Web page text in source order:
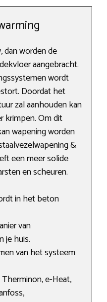
worden de
aangebracht.
wordt
Doordat het
zal aanhouden kan
krimpen. Om dit
wapening worden
&
een meer solide
en scheuren.
in het beton
van
je huis.
van het systeem
e-Heat,